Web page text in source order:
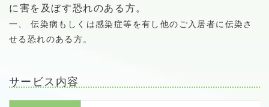
に害を及ぼす恐れのある方。
一、 伝染病もしくは感染症等を有し他のご入居者に伝染さ
せる恐れのある方。
サービス内容